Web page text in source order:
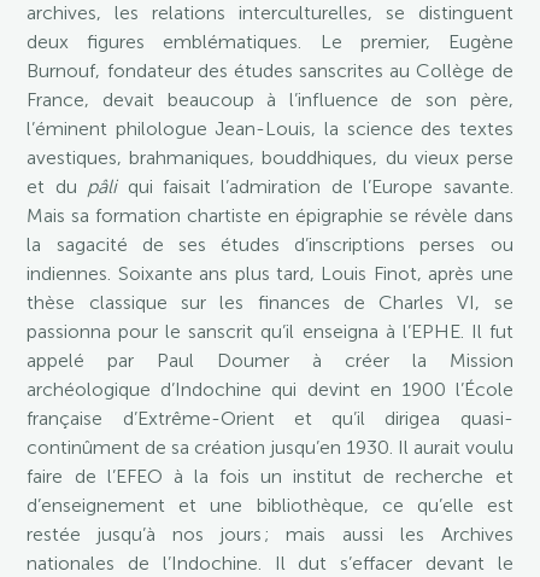
archives, les relations interculturelles, se distinguent
deux figures emblématiques. Le premier, Eugène
Burnouf, fondateur des études sanscrites au Collège de
France, devait beaucoup à l’influence de son père,
l’éminent philologue Jean-Louis, la science des textes
avestiques, brahmaniques, bouddhiques, du vieux perse
et du pâliqui faisait l’admiration de l’Europe savante.
Mais sa formation chartiste en épigraphie se révèle dans
la sagacité de ses études d’inscriptions perses ou
indiennes. Soixante ans plus tard, Louis Finot, après une
thèse classique sur les finances de Charles VI, se
passionna pour le sanscrit qu’il enseigna à l’EPHE. Il fut
appelé par Paul Doumer à créer la Mission
archéologique d’Indochine qui devint en 1900 l’École
française d’Extrême-Orient et qu’il dirigea quasi-
continûment de sa création jusqu’en 1930. Il aurait voulu
faire de l’EFEO à la fois un institut de recherche et
d’enseignement et une bibliothèque, ce qu’elle est
restée jusqu’à nos jours ; mais aussi les Archives
nationales de l’Indochine. Il dut s’effacer devant le